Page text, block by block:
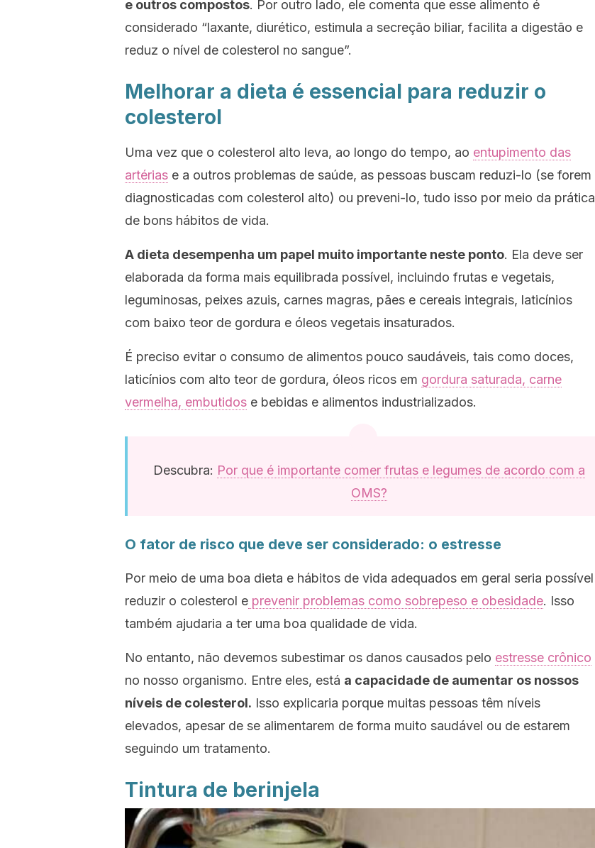
e outros compostos. Por outro lado, ele comenta que esse alimento é
considerado “laxante, diurético, estimula a secreção biliar, facilita a digestão e
reduz o nível de colesterol no sangue”.
Melhorar a dieta é essencial para reduzir o
colesterol
Uma vez que o colesterol alto leva, ao longo do tempo, ao entupimento das
artérias e a outros problemas de saúde, as pessoas buscam reduzi-lo (se forem
diagnosticadas com colesterol alto) ou preveni-lo, tudo isso por meio da prática
de bons hábitos de vida.
A dieta desempenha um papel muito importante neste ponto. Ela deve ser
elaborada da forma mais equilibrada possível, incluindo frutas e vegetais,
leguminosas, peixes azuis, carnes magras, pães e cereais integrais, laticínios
com baixo teor de gordura e óleos vegetais insaturados.
É preciso evitar o consumo de alimentos pouco saudáveis, tais como doces,
laticínios com alto teor de gordura, óleos ricos em gordura saturada, carne
vermelha, embutidos e bebidas e alimentos industrializados.
Descubra: Por que é importante comer frutas e legumes de acordo com a
OMS?
O fator de risco que deve ser considerado: o estresse
Por meio de uma boa dieta e hábitos de vida adequados em geral seria possível
reduzir o colesterol e prevenir problemas como sobrepeso e obesidade. Isso
também ajudaria a ter uma boa qualidade de vida.
No entanto, não devemos subestimar os danos causados pelo estresse crônico
no nosso organismo. Entre eles, está a capacidade de aumentar os nossos
níveis de colesterol. Isso explicaria porque muitas pessoas têm níveis
elevados, apesar de se alimentarem de forma muito saudável ou de estarem
seguindo um tratamento.
Tintura de berinjela